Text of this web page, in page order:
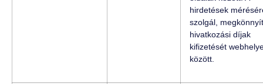
hirdetések
szolgál,
hivatkozási díjak
kifizetését
között.